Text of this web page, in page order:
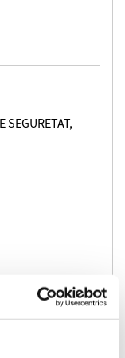
SEGURETAT,